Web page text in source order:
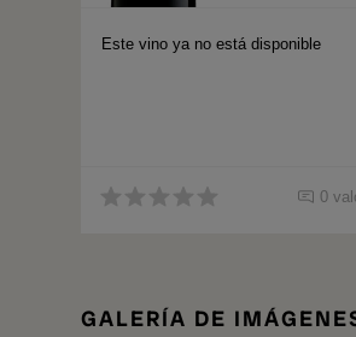
Este vino ya no está disponible
0
GALERÍA DE